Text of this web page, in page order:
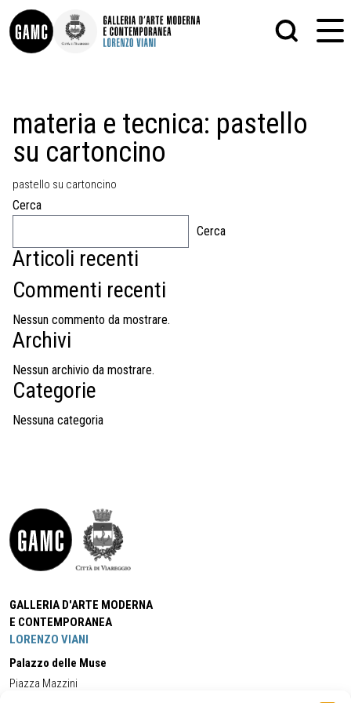
CONTATTI
DIDATTICA
SHOP
LE COLLEZIONI
GLI AUTORI
MOSTRE
EVENTI
PALAZZO DELLE MUSE
GRAFICA
PITTURA
SCULTURA
materia e tecnica: pastello
su cartoncino
pastello su cartoncino
Cerca
Cerca
Articoli recenti
Commenti recenti
Nessun commento da mostrare.
Archivi
Nessun archivio da mostrare.
Categorie
Nessuna categoria
GALLERIA D'ARTE MODERNA
E CONTEMPORANEA
LORENZO VIANI
Palazzo delle Muse
Piazza Mazzini